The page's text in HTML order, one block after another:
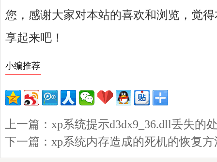
您，感谢大家对本站的喜欢和浏览，觉
享起来吧！
小编推荐
上一篇： xp系统提示d3dx9_36.dll丢失的
下一篇： xp系统内存造成的死机的恢复方